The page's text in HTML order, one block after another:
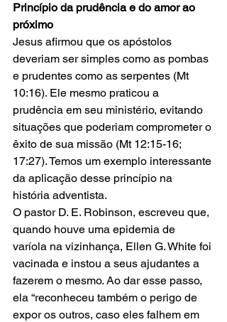
Princípio da prudência e do amor ao
próximo
Jesus afirmou que os apóstolos
deveriam ser simples como as pombas
e prudentes como as serpentes (Mt
10:16). Ele mesmo praticou a
prudência em seu ministério, evitando
situações que poderiam comprometer o
êxito de sua missão (Mt 12:15-16;
17:27). Temos um exemplo interessante
da aplicação desse princípio na
história adventista.
O pastor D. E. Robinson, escreveu que,
quando houve uma epidemia de
varíola na vizinhança, Ellen G. White foi
vacinada e instou a seus ajudantes a
fazerem o mesmo. Ao dar esse passo,
ela “reconheceu também o perigo de
expor os outros, caso eles falhem em